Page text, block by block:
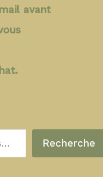
avant
Recherche